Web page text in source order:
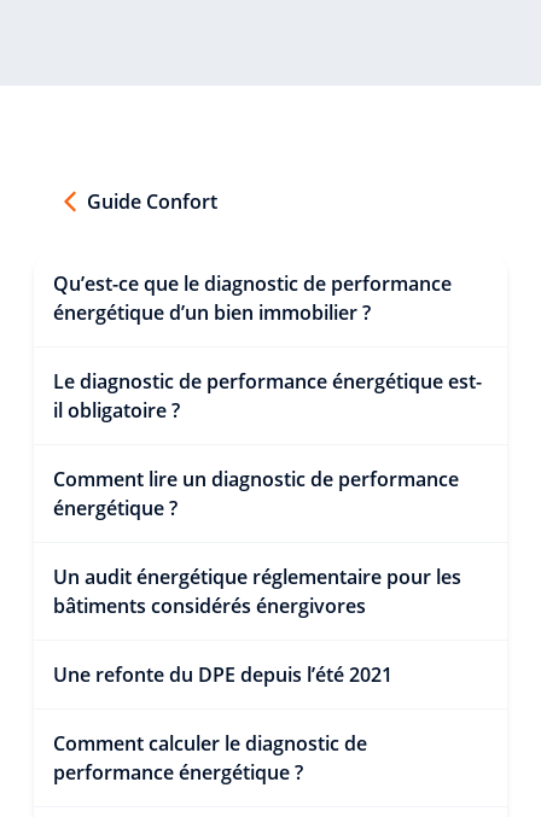
Guide Confort
Qu’est-ce que le diagnostic de performance
énergétique d’un bien immobilier ?
Le diagnostic de performance énergétique est-
il obligatoire ?
Comment lire un diagnostic de performance
énergétique ?
Un audit énergétique réglementaire pour les
bâtiments considérés énergivores
Une refonte du DPE depuis l’été 2021
Comment calculer le diagnostic de
performance énergétique ?